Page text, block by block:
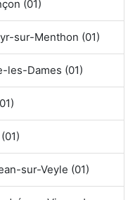
(01)
sur-Menthon (01)
les-Dames (01)
sur-Veyle (01)